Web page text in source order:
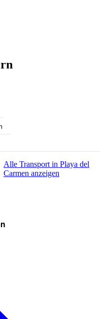
Alle Transport in Playa del
Carmen anzeigen